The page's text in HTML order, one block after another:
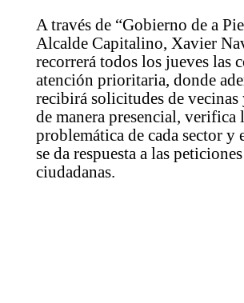
A través de “Gobierno de a
Alcalde Capitalino, Xavier
recorrerá todos los jueves las
atención prioritaria, donde
recibirá solicitudes de
de manera presencial, verifica
problemática de cada sector y
se da respuesta a las peticiones
ciudadanas.